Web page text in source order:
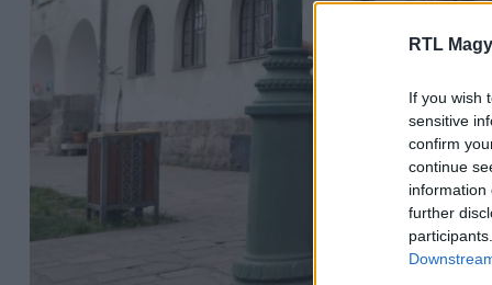
RTL
If you wish
sensitive
confirm
continue
information
further